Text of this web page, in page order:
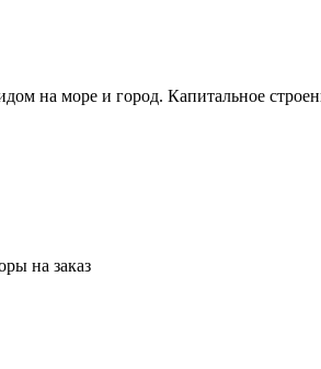
на море и город. Капитальное
на заказ